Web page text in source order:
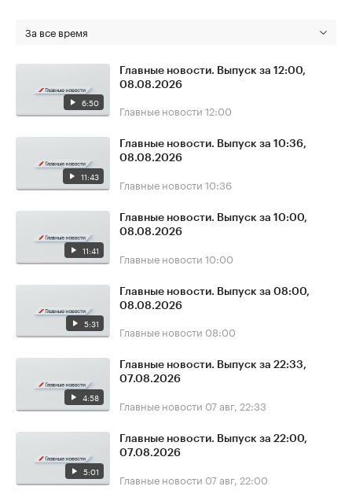
За все время
6:50
Главные новости. Выпуск за 12:00,
08.08.2026
Главные новости 12:00
11:43
Главные новости. Выпуск за 10:36,
08.08.2026
Главные новости 10:36
11:41
Главные новости. Выпуск за 10:00,
08.08.2026
Главные новости 10:00
5:31
Главные новости. Выпуск за 08:00,
08.08.2026
Главные новости 08:00
4:58
Главные новости. Выпуск за 22:33,
07.08.2026
Главные новости 07 авг, 22:33
5:01
Главные новости. Выпуск за 22:00,
07.08.2026
Главные новости 07 авг, 22:00